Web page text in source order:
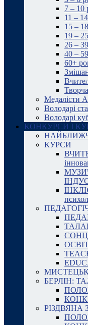
7 – 10
11 –
15 –
19 –
26 –
40 –
60+
Медалісти
Володарі
Володарі
КОНКУРСИ І
КУРСИ
БЕРЛІН:
РІЗДВЯНА